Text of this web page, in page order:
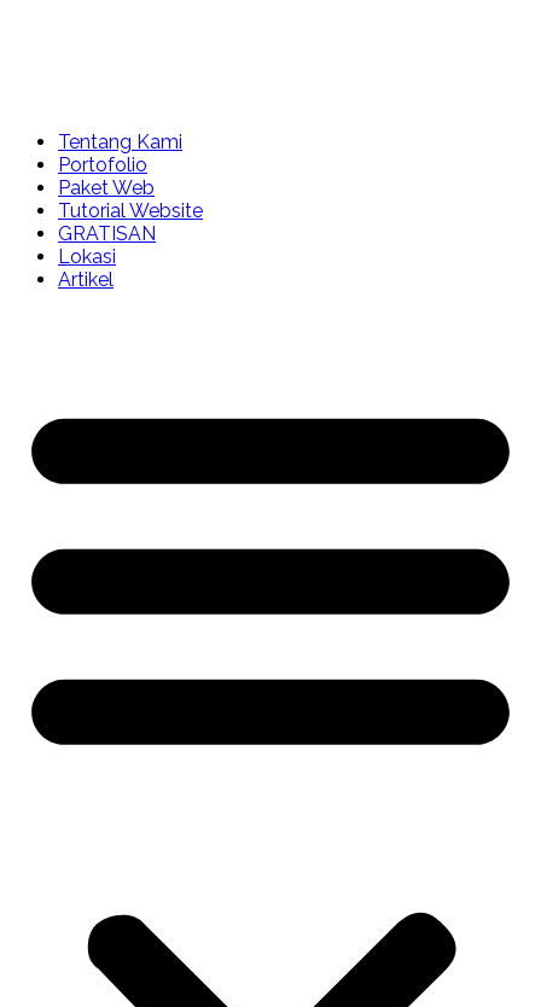
Tentang Kami
Portofolio
Paket Web
Tutorial Website
GRATISAN
Lokasi
Artikel